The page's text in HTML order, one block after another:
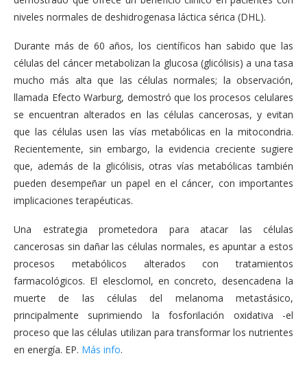
niveles normales de deshidrogenasa láctica sérica (DHL).
Durante más de 60 años, los científicos han sabido que las
células del cáncer metabolizan la glucosa (glicólisis) a una tasa
mucho más alta que las células normales; la observación,
llamada Efecto Warburg, demostró que los procesos celulares
se encuentran alterados en las células cancerosas, y evitan
que las células usen las vías metabólicas en la mitocondria.
Recientemente, sin embargo, la evidencia creciente sugiere
que, además de la glicólisis, otras vías metabólicas también
pueden desempeñar un papel en el cáncer, con importantes
implicaciones terapéuticas.
Una estrategia prometedora para atacar las células
cancerosas sin dañar las células normales, es apuntar a estos
procesos metabólicos alterados con tratamientos
farmacológicos. El elesclomol, en concreto, desencadena la
muerte de las células del melanoma metastásico,
principalmente suprimiendo la fosforilación oxidativa -el
proceso que las células utilizan para transformar los nutrientes
en energía. EP. Más info.